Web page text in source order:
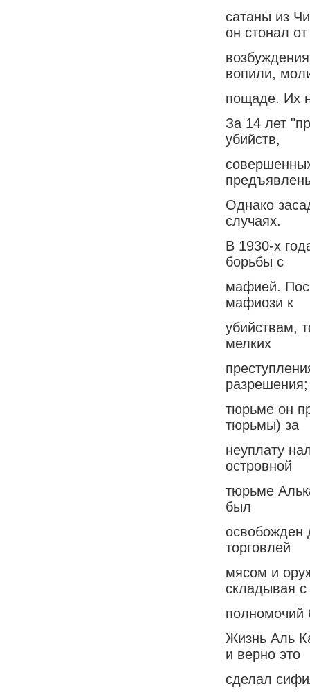
сатаны из
он стонал от
вопили,
пощаде. Их
За 14 лет
убийств,
Однако
случаях.
В 1930-х
борьбы с
мафией.
мафиози к
убийствам,
мелких
тюрьме он
тюрьмы) за
неуплату
островной
тюрьме
был
освобожден
торговлей
мясом и
складывая с
полномочий
Жизнь Аль
и верно это
сделал